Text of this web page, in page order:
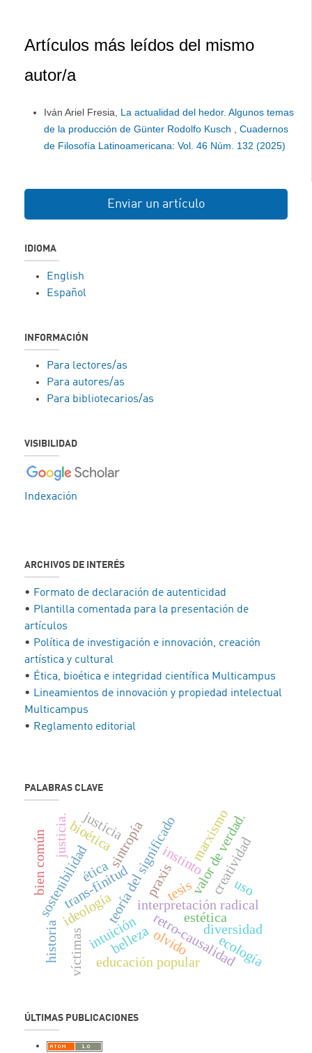
Artículos más leídos del mismo
autor/a
Iván Ariel Fresia, La actualidad del hedor. Algunos temas
de la producción de Günter Rodolfo Kusch
Cuadernos
de Filosofía Latinoamericana: Vol. 46 Núm. 132 (2025)
Enviar un artículo
IDIOMA
English
Español
INFORMACIÓN
Para lectores/as
Para autores/as
Para bibliotecarios/as
VISIBILIDAD
Indexación
ARCHIVOS DE INTERÉS
• Formato de declaración de autenticidad
• Plantilla comentada para la presentación de
artículos
• Política de investigación e innovación, creación
artística y cultural
• Ética, bioética e integridad científica Multicampus
• Lineamientos de innovación y propiedad intelectual
Multicampus
• Reglamento editorial
PALABRAS CLAVE
interpretación radical
teoría del significadovalor de verdad.
intuición
instinto
trans-finitud
sintropía
retro-causalidad
praxis
estética
marxismo
ideología
belleza
creatividad
sostenibilidad
bioética
educación popular
diversidad
ecología
ética
bien común justicia.
historia
justicia
olvido
tesis
víctimas
uso
ÚLTIMAS PUBLICACIONES